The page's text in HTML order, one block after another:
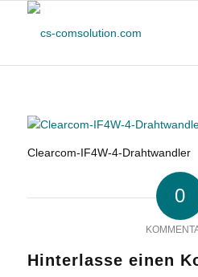
Clearcom-IF4W-4-Drahtwandler
0
Hinterlasse einen